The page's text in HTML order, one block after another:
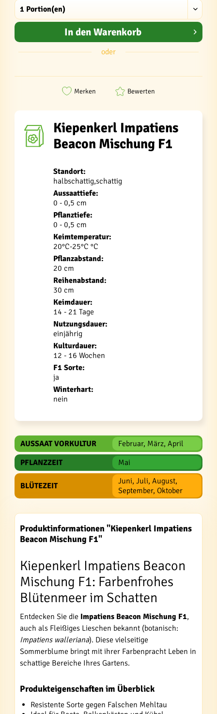
In den Warenkorb
oder
Merken Bewerten
Kiepenkerl Impatiens
Beacon Mischung F1
Standort:
halbschattig,schattig
Aussaattiefe:
0 - 0,5 cm
Pflanztiefe:
0 - 0,5 cm
Keimtemperatur:
20°C-25°C °C
Pflanzabstand:
20 cm
Reihenabstand:
30 cm
Keimdauer:
14 - 21 Tage
Nutzungsdauer:
einjährig
Kulturdauer:
12 - 16 Wochen
F1 Sorte:
ja
Winterhart:
nein
AUSSAAT VORKULTUR
Februar, März, April
PFLANZZEIT
Mai
BLÜTEZEIT
Juni, Juli, August,
September, Oktober
Produktinformationen "Kiepenkerl Impatiens
Beacon Mischung F1"
Kiepenkerl Impatiens Beacon
Mischung F1: Farbenfrohes
Blütenmeer im Schatten
Entdecken Sie die Impatiens Beacon Mischung F1,
auch als Fleißiges Lieschen bekannt (botanisch:
Impatiens walleriana). Diese vielseitige
Sommerblume bringt mit ihrer Farbenpracht Leben in
schattige Bereiche Ihres Gartens.
Produkteigenschaften im Überblick
Resistente Sorte gegen Falschen Mehltau